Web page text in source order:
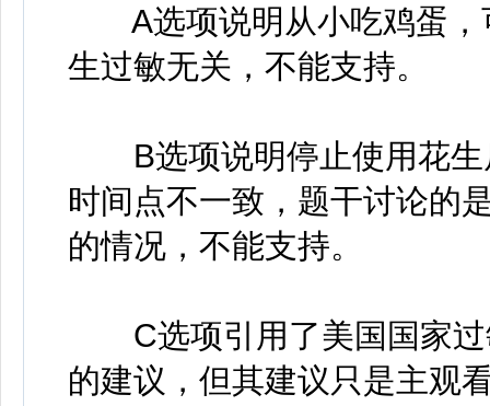
A选项说明从小吃鸡蛋，
生过敏无关，不能支持。
B选项说明停止使用花生
时间点不一致，题干讨论的
的情况，不能支持。
C选项引用了美国国家过
的建议，但其建议只是主观